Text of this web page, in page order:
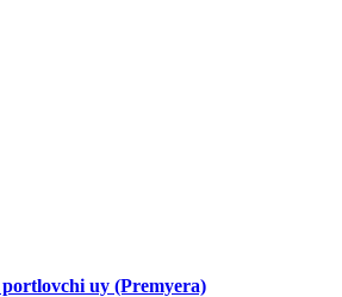
uy (Premyera)